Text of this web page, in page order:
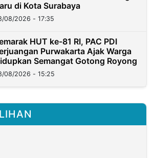
di Kota Surabaya
08/2026 - 17:35
HUT ke-81 RI, PAC PDI
Purwakarta Ajak Warga
Semangat Gotong Royong
08/2026 - 15:25